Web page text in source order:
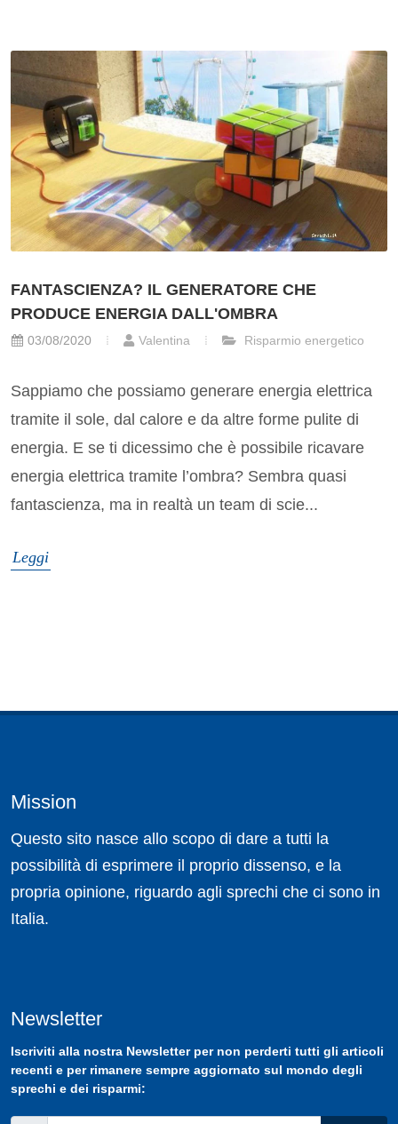
FANTASCIENZA? IL GENERATORE CHE
PRODUCE ENERGIA DALL'OMBRA
03/08/2020 Valentina Risparmio energetico
Sappiamo che possiamo generare energia elettrica
tramite il sole, dal calore e da altre forme pulite di
energia. E se ti dicessimo che è possibile ricavare
energia elettrica tramite l’ombra? Sembra quasi
fantascienza, ma in realtà un team di scie...
Leggi
Mission
Questo sito nasce allo scopo di dare a tutti la
possibilità di esprimere il proprio dissenso, e la
propria opinione, riguardo agli sprechi che ci sono in
Italia.
Newsletter
Iscriviti alla nostra Newsletterper non perderti tutti gli articoli
recenti e per rimanere sempre aggiornato sul mondo degli
sprechi e dei risparmi: